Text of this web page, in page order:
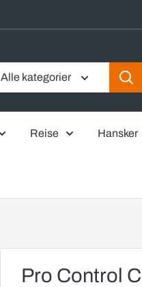
Alle kategorier
Reise Hansker
Pro Control